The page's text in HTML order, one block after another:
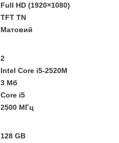
Full HD (1920×1080)
TFT TN
Матовий
2
Intel Core i5-2520M
3 Мб
Core i5
2500 МГц
128 GB